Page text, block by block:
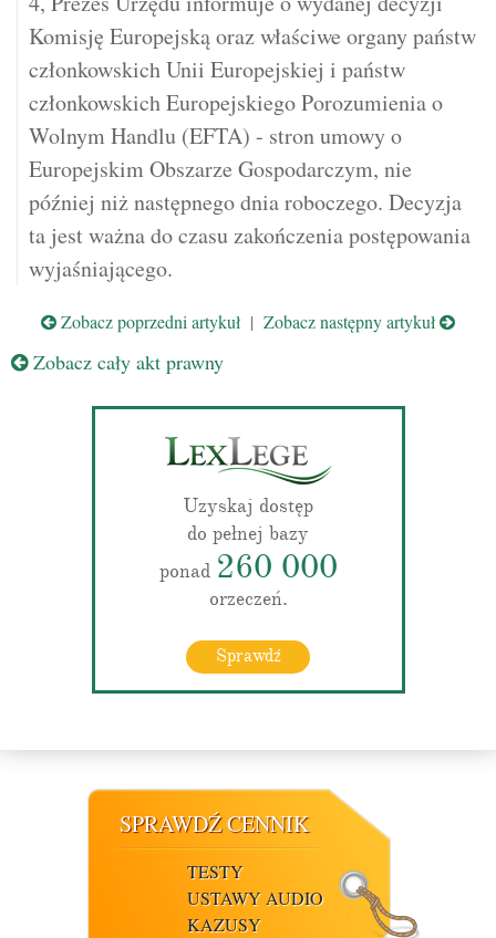
Komisję Europejską oraz właściwe organy państw
członkowskich Unii Europejskiej i państw
członkowskich Europejskiego Porozumienia o
Wolnym Handlu (EFTA) - stron umowy o
Europejskim Obszarze Gospodarczym, nie
później niż następnego dnia roboczego. Decyzja
ta jest ważna do czasu zakończenia postępowania
wyjaśniającego.
Zobacz poprzedni artykuł | Zobacz następny artykuł
Zobacz cały akt prawny
Uzyskaj dostęp
do pełnej bazy
ponad 260 000
orzeczeń.
Sprawdź
SPRAWDŹ CENNIK
TESTY
USTAWY AUDIO
KAZUSY